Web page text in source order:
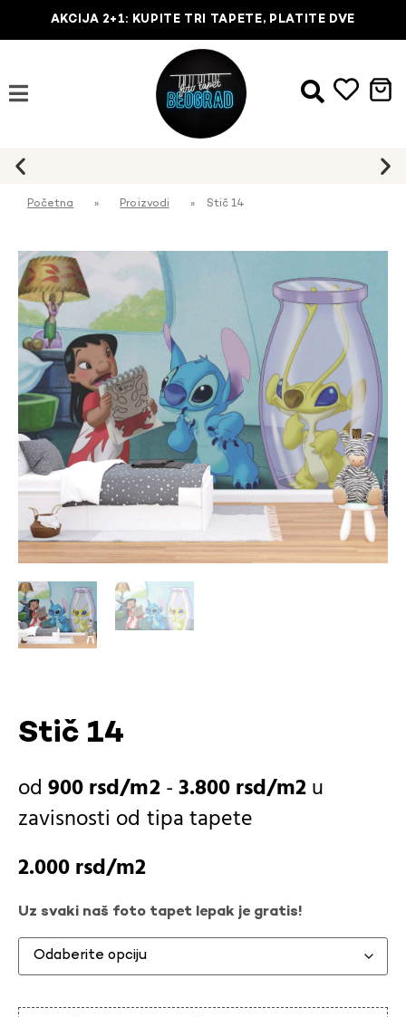
AKCIJA 2+1: KUPITE TRI TAPETE, PLATITE DVE
Početna » Proizvodi » Stič 14
Stič 14
900rsd -3.800rsd
u
zavisnosti od tipa tapete
2.000rsd
Uz svaki naš foto tapet lepak je gratis!